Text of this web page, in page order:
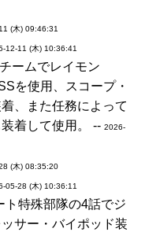
(木) 09:46:31
12-11 (木) 10:36:41
ームでレイモン
を使用、スコープ・
、また任務によって
着して使用。 -- 2026-
(木) 08:35:20
05-28 (木) 10:36:11
ト特殊部隊の4話でジ
サー・バイポッド装